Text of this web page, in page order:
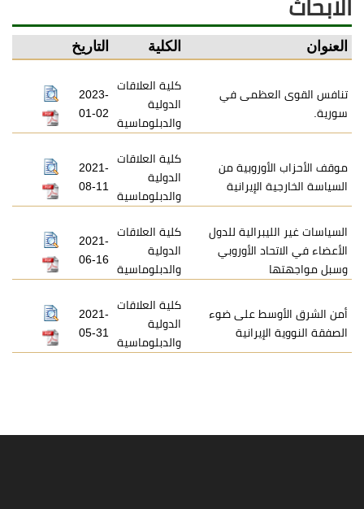
الابحاث
العنوان الكلية التاريخ
تنافس القوى العظمى في
سورية.
كلية العلاقات
الدولية
والدبلوماسية
2023-
01-02
موقف الأحزاب الأوروبية من
السياسة الخارجية الإيرانية
كلية العلاقات
الدولية
والدبلوماسية
2021-
08-11
السياسات غير الليبرالية للدول
الأعضاء في الاتحاد الأوروبي
وسبل مواجهتها
كلية العلاقات
الدولية
والدبلوماسية
2021-
06-16
أمن الشرق الأوسط على ضوء
الصفقة النووية الإيرانية
كلية العلاقات
الدولية
والدبلوماسية
2021-
05-31